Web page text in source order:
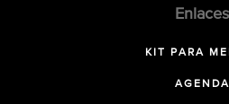
Enlaces
KIT PARA
AGENDA